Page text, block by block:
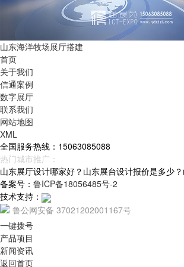
山东海洋牧场展厅搭建
首页
关于我们
信通案例
数字展厅
联系我们
网站地图
XML
全国服务热线：15063085088
热门城市推广：
山东展厅设计哪家好？山东展台设计报价是多少
备案号： 鲁ICP备18056485号-2
技术支持：
鲁公网安备 37021202001167号
一键拨号
产品项目
新闻资讯
返回首页